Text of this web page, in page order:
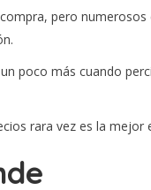
pero
poco más cuando
rara vez es la mejor